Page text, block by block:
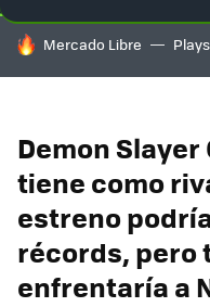
HOY SE HABLA DE
Mercado Libre
Demon
tiene como
estreno
récords, pero
enfrentaría a